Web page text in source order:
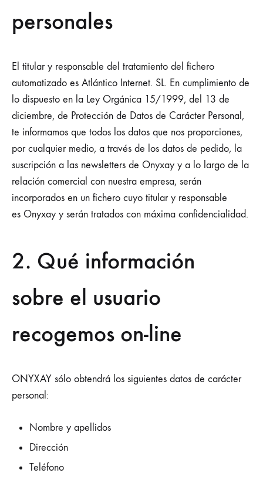
personales
El titular y responsable del tratamiento del fichero
automatizado es Atlántico Internet. SL. En cumplimiento de
lo dispuesto en la Ley Orgánica 15/1999, del 13 de
diciembre, de Protección de Datos de Carácter Personal,
te informamos que todos los datos que nos proporciones,
por cualquier medio, a través de los datos de pedido, la
suscripción a las newsletters de Onyxay y a lo largo de la
relación comercial con nuestra empresa, serán
incorporados en un fichero cuyo titular y responsable
es Onyxay y serán tratados con máxima confidencialidad.
2. Qué información
sobre el usuario
recogemos on-line
ONYXAY sólo obtendrá los siguientes datos de carácter
personal:
Nombre y apellidos
Dirección
Teléfono